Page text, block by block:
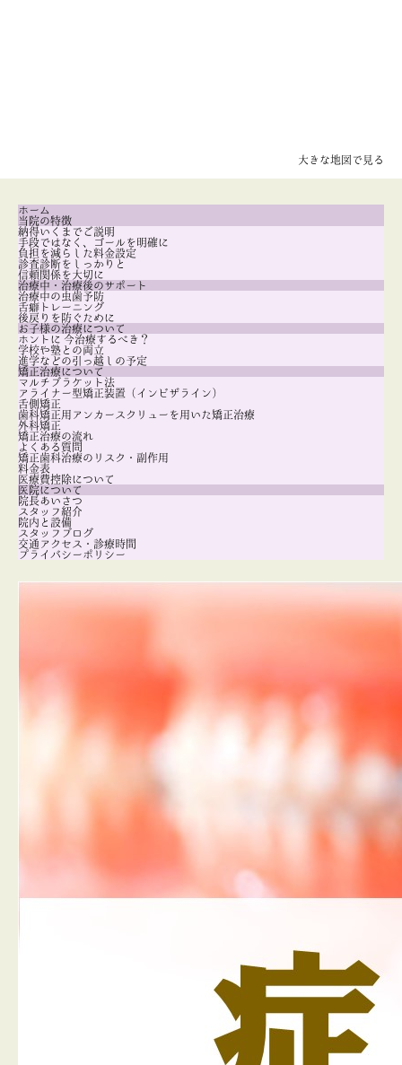
大きな地図で見る
ホーム
当院の特徴
納得いくまでご説明
手段ではなく、ゴールを明確に
負担を減らした料金設定
診査診断をしっかりと
信頼関係を大切に
治療中・治療後のサポート
治療中の虫歯予防
舌癖トレーニング
後戻りを防ぐために
お子様の治療について
ホントに 今治療するべき？
学校や塾との両立
進学などの引っ越しの予定
矯正治療について
マルチブラケット法
アライナー型矯正装置（インビザライン）
舌側矯正
歯科矯正用アンカースクリューを用いた矯正治療
外科矯正
矯正治療の流れ
よくある質問
矯正歯科治療のリスク・副作用
料金表
医療費控除について
医院について
院長あいさつ
スタッフ紹介
院内と設備
スタッフブログ
交通アクセス・診療時間
プライバシーポリシー